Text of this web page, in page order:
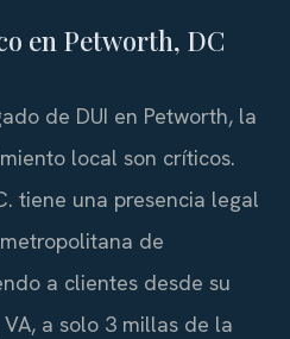
en Petworth, DC
de DUI en Petworth, la
local son críticos.
tiene una presencia legal
de
a clientes desde su
a solo 3 millas de la